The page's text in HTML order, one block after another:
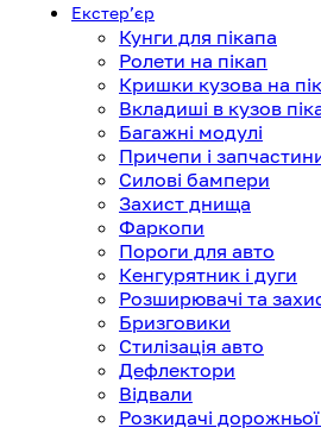
Екстерʼєр
Кунги для пікапа
Ролети на пікап
Кришки кузова на
Вкладиші в кузов
Багажні модулі
Причепи і
Силові бампери
Захист днища
Фаркопи
Пороги для авто
Кенгурятник і дуги
Розширювачі та
Бризговики
Стилізація авто
Дефлектори
Відвали
Розкидачі дорожньої